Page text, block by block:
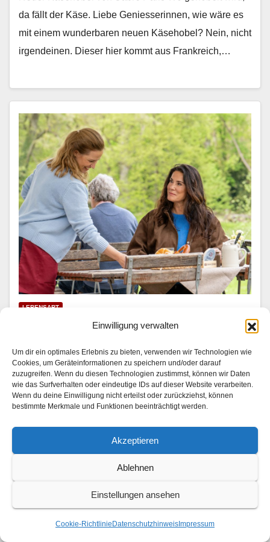
Einwilligung verwalten
Um dir ein optimales Erlebnis zu bieten, verwenden wir Technologien wie
Cookies, um Geräteinformationen zu speichern und/oder darauf
zuzugreifen. Wenn du diesen Technologien zustimmst, können wir Daten
wie das Surfverhalten oder eindeutige IDs auf dieser Website verarbeiten.
Wenn du deine Einwilligung nicht erteilst oder zurückziehst, können
bestimmte Merkmale und Funktionen beeinträchtigt werden.
Akzeptieren
Ablehnen
Einstellungen ansehen
Cookie-Richtlinie Datenschutzhinweis Impressum
da fällt der Käse. Liebe Geniesserin­nen, wie wäre es
mit einem wun­der­baren neuen Käse­ho­bel? Nein, nicht
irgen­deinen. Dieser hier kommt aus Frankre­ich,…
LEBENSART
Mariella Ahrens wird Hotelkritikerin
31. JULI 2026
In “Die Landarztpraxis — Team Sonnenhof” | SAT.1 am
3. und 4. August 2026 Im Son­nen­hof checkt ein ganz
beson­der­er Gast ein: Mariel­la Ahrens (“GZSZ”, “Der